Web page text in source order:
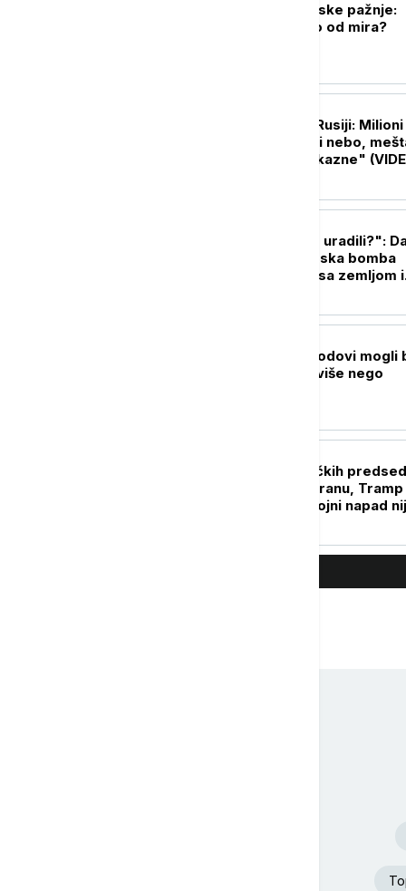
Gaza u senci svetske pažnje:
Koliko smo daleko od mira?
Biblijske scene u Rusiji: Milioni
skakavaca prekrili nebo,
strahu od "božje kazne"
"Bože, šta smo to uradili?":
kada je prva atomska bomba
sravnila Hirošimu sa zemljom i
Trampovi vojni brodovi mogli
koštaju 50 odsto više nego
Generacije američkih
"lomile zube" na Iranu, Tramp
poslednji: Zašto vojni napad